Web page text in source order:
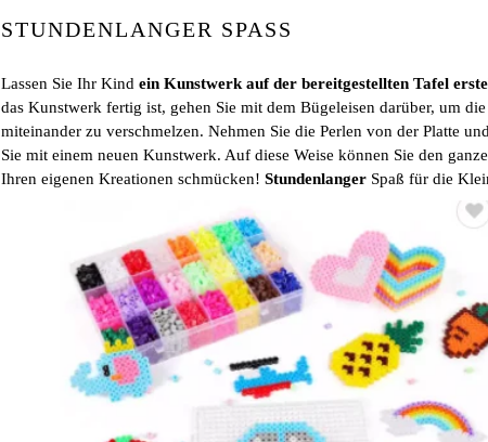
STUNDENLANGER SPASS
Lassen Sie Ihr Kind ein Kunstwerk auf der bereitgestellten Tafel
das Kunstwerk fertig ist, gehen Sie mit dem Bügeleisen darüber, um die
miteinander zu verschmelzen. Nehmen Sie die Perlen von der Platte
Sie mit einem neuen Kunstwerk. Auf diese Weise können Sie den
Ihren eigenen Kreationen schmücken! Stundenlanger Spaß für die